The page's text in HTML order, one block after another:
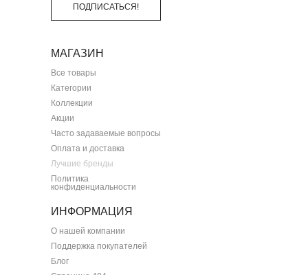
ПОДПИСАТЬСЯ!
МАГАЗИН
ИНФОРМАЦИЯ
Все товары
Категории
Коллекции
Акции
Часто задаваемые вопросы
Оплата и доставка
Лучшие бренды
Политика
конфиденциальности
О нашей компании
Поддержка покупателей
Блог